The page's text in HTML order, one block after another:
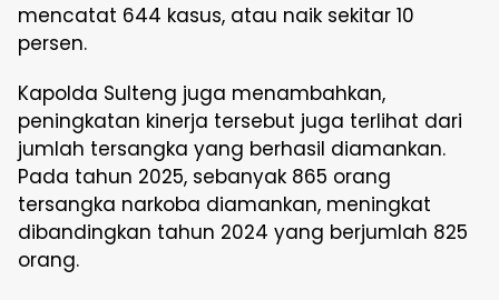
mencatat 644 kasus, atau naik sekitar 10
persen.
Kapolda Sulteng juga menambahkan,
peningkatan kinerja tersebut juga terlihat dari
jumlah tersangka yang berhasil diamankan.
Pada tahun 2025, sebanyak 865 orang
tersangka narkoba diamankan, meningkat
dibandingkan tahun 2024 yang berjumlah 825
orang.